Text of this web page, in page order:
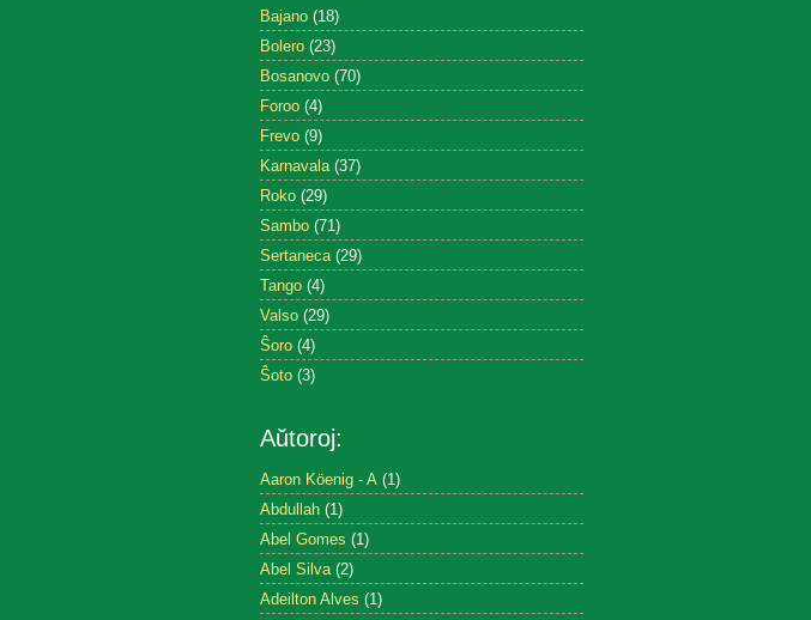
Bajano (18)
Bolero (23)
Bosanovo (70)
Foroo (4)
Frevo (9)
Karnavala (37)
Roko (29)
Sambo (71)
Sertaneca (29)
Tango (4)
Valso (29)
Ŝoro (4)
Ŝoto (3)
Aŭtoroj:
Aaron Köenig - A (1)
Abdullah (1)
Abel Gomes (1)
Abel Silva (2)
Adeilton Alves (1)